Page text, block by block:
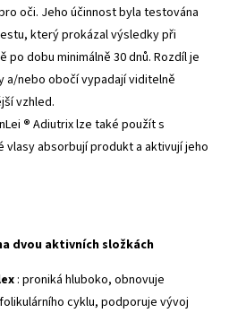
oči. Jeho účinnost byla testována
který prokázal výsledky při
po dobu minimálně 30 dnů. Rozdíl je
a/nebo obočí vypadají viditelně
vzhled.
® Adiutrix lze také použít s
absorbují produkt a aktivují jeho
dvou aktivních složkách
: proniká hluboko, obnovuje
cyklu, podporuje vývoj